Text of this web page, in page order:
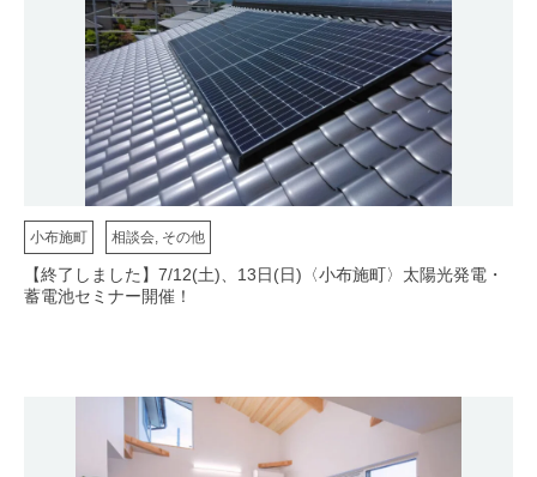
小布施町 相談会, その他
【終了しました】7/12(土)、13日(日)〈小布施町〉太陽光発電・
蓄電池セミナー開催！